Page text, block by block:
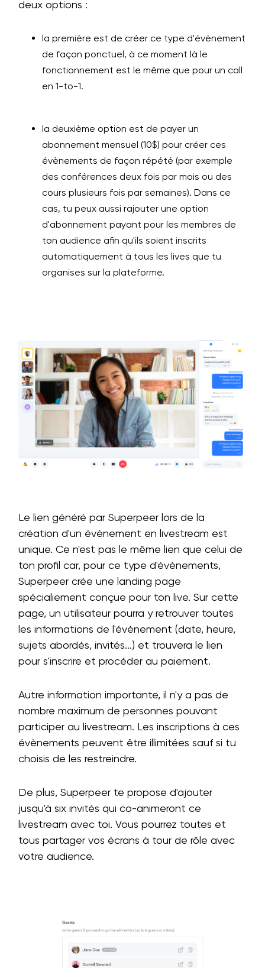
deux options :
la première est de créer ce type d'évènement
de façon ponctuel, à ce moment là le
fonctionnement est le même que pour un call
en 1-to-1.
la deuxième option est de payer un
abonnement mensuel (10$) pour créer ces
évènements de façon répété (par exemple
des conférences deux fois par mois ou des
cours plusieurs fois par semaines). Dans ce
cas, tu peux aussi rajouter une option
d'abonnement payant pour les membres de
ton audience afin qu'ils soient inscrits
automatiquement à tous les lives que tu
organises sur la plateforme.
Le lien généré par Superpeer lors de la
création d'un évènement en livestream est
unique. Ce n'est pas le même lien que celui de
ton profil car, pour ce type d'évènements,
Superpeer crée une landing page
spécialiement conçue pour ton live. Sur cette
page, un utilisateur pourra y retrouver toutes
les informations de l'évènement (date, heure,
sujets abordés, invités...) et trouvera le lien
pour s'inscrire et procéder au paiement.
Autre information importante, il n'y a pas de
nombre maximum de personnes pouvant
participer au livestream. Les inscriptions à ces
évènements peuvent être illimitées sauf si tu
choisis de les restreindre.
De plus, Superpeer te propose d'ajouter
jusqu'à six invités qui co-animeront ce
livestream avec toi. Vous pourrez toutes et
tous partager vos écrans à tour de rôle avec
votre audience.